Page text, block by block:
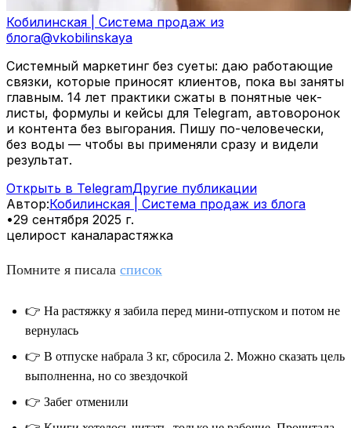
Кобилинская | Система продаж из
блога@vkobilinskaya
Системный маркетинг без суеты: даю работающие
связки, которые приносят клиентов, пока вы заняты
главным. 14 лет практики сжаты в понятные чек-
листы, формулы и кейсы для Telegram, автоворонок
и контента без выгорания. Пишу по-человечески,
без воды — чтобы вы применяли сразу и видели
результат.
Открыть в TelegramДругие публикации
Автор:Кобилинская | Система продаж из блога
•29 сентября 2025 г.
целирост каналарастяжка
Помните я писала список
👉 На растяжку я забила перед мини-отпуском и потом не
вернулась
👉 В отпуске набрала 3 кг, сбросила 2. Можно сказать цель
выполненна, но со звездочкой
👉 Забег отменили